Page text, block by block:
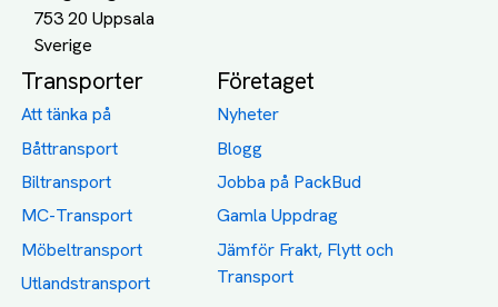
753 20 Uppsala
Transporter
Att tänka på
Båttransport
Biltransport
MC-Transport
Möbeltransport
Utlandstransport
Företaget
Nyheter
Blogg
Jobba på PackBud
Gamla Uppdrag
Jämför Frakt, Flytt och
Transport